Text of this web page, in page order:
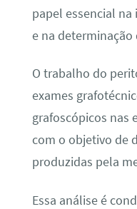
papel essencial
e na determinação
O trabalho do
exames
grafoscópicos nas
com o objetivo de
produzidas pela
Essa análise é